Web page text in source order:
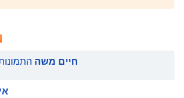
חיים משה